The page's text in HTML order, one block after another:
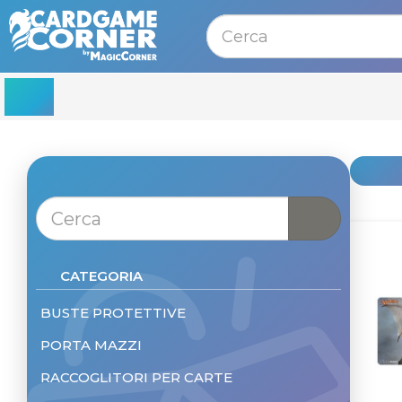
MENU
CATEGORIA
BUSTE PROTETTIVE
Buste Protettive Standard
Buste Protettive Small
PORTA MAZZI
Deckbox
RACCOGLITORI PER CARTE